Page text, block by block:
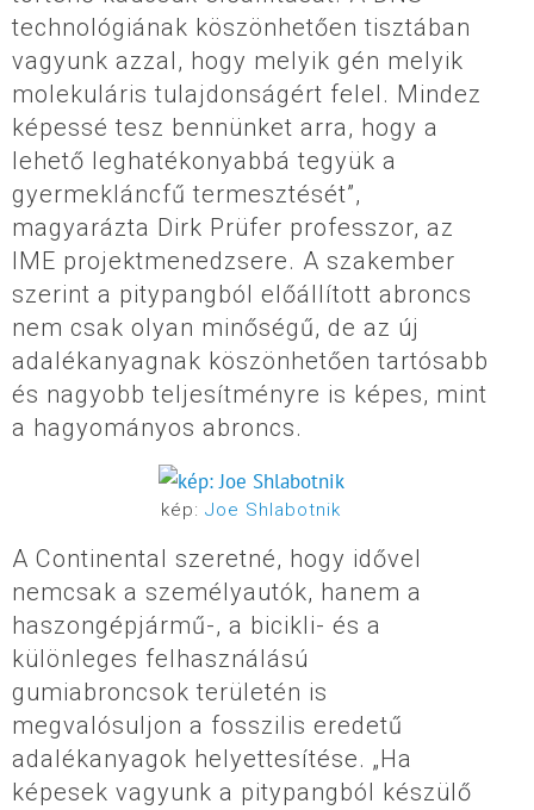
technológiának köszönhetően tisztában
vagyunk azzal, hogy melyik gén melyik
molekuláris tulajdonságért felel. Mindez
képessé tesz bennünket arra, hogy a
lehető leghatékonyabbá tegyük a
gyermekláncfű termesztését”,
magyarázta Dirk Prüfer professzor, az
IME projektmenedzsere. A szakember
szerint a pitypangból előállított abroncs
nem csak olyan minőségű, de az új
adalékanyagnak köszönhetően tartósabb
és nagyobb teljesítményre is képes, mint
a hagyományos abroncs.
kép:Joe Shlabotnik
A Continental szeretné, hogy idővel
nemcsak a személyautók, hanem a
haszongépjármű-, a bicikli- és a
különleges felhasználású
gumiabroncsok területén is
megvalósuljon a fosszilis eredetű
adalékanyagok helyettesítése. „Ha
képesek vagyunk a pitypangból készülő